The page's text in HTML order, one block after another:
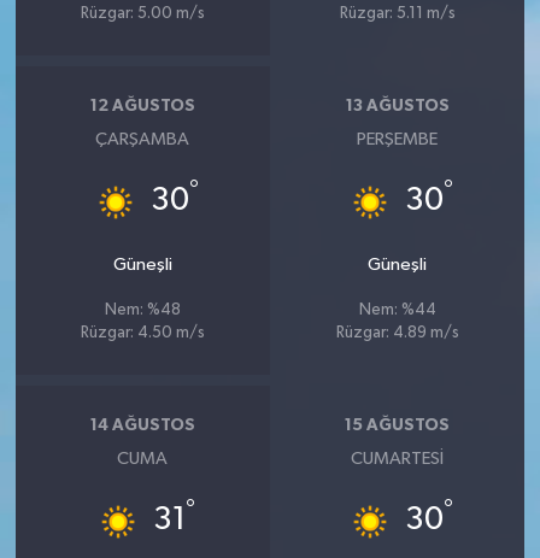
Rüzgar: 5.00 m/s
Rüzgar: 5.11 m/s
12 AĞUSTOS
ÇARŞAMBA
30°
Güneşli
Nem: %48
Rüzgar: 4.50 m/s
13 AĞUSTOS
PERŞEMBE
30°
Güneşli
Nem: %44
Rüzgar: 4.89 m/s
14 AĞUSTOS
CUMA
31 °
15 AĞUSTOS
CUMARTESI
30°